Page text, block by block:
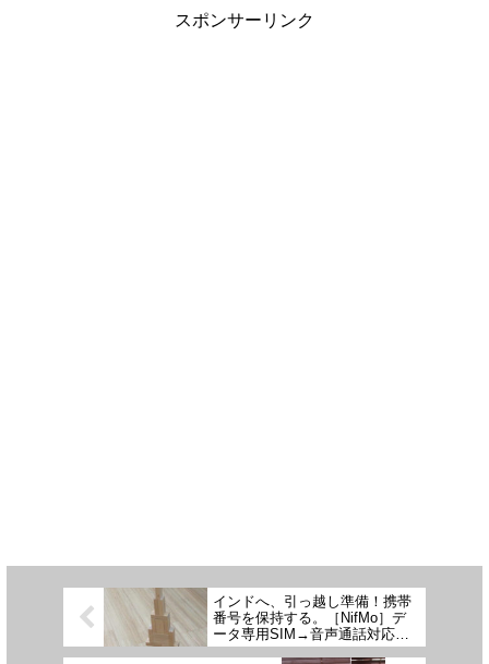
スポンサーリンク
インドへ、引っ越し準備！携帯
番号を保持する。［NifMo］デ
ータ専用SIM→音声通話対応
SIM